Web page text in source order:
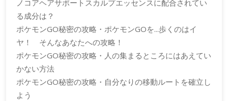
ノコアヘアサポートスカルプエッセンスに配合されてい
る成分は？
ポケモンGO秘密の攻略・ポケモンGOを...歩くのはイ
ヤ！ そんなあなたへの攻略！
ポケモンGO秘密の攻略・人の集まるところにはあえてい
かない方法
ポケモンGO秘密の攻略・自分なりの移動ルートを確立し
よう